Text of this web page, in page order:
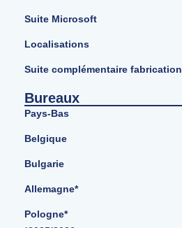
Suite Microsoft
Localisations
Suite complémentaire fabrication
Bureaux
Pays-Bas
Belgique
Bulgarie
Allemagne*
Pologne*